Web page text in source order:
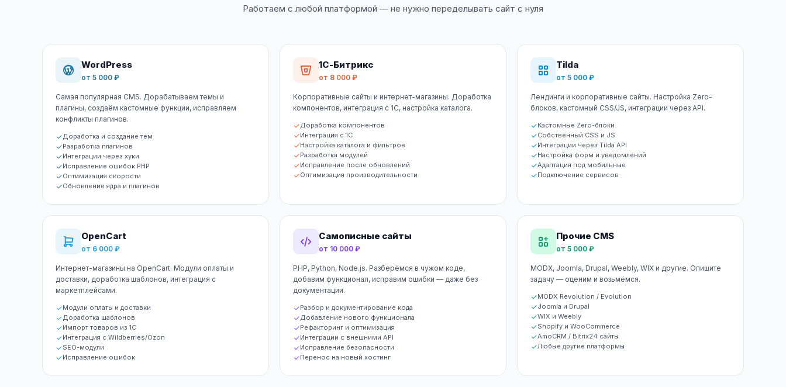
Работаем с любой платформой — не нужно переделывать сайт с нуля
WordPress
от 5 000 ₽
Самая популярная CMS. Дорабатываем темы и
плагины, создаём кастомные функции, исправляем
конфликты плагинов.
Доработка и создание тем
Разработка плагинов
Интеграции через хуки
Исправление ошибок PHP
Оптимизация скорости
Обновление ядра и плагинов
1С-Битрикс
от 8 000 ₽
Корпоративные сайты и интернет-магазины. Доработка
компонентов, интеграция с 1С, настройка каталога.
Доработка компонентов
Интеграция с 1С
Настройка каталога и фильтров
Разработка модулей
Исправление после обновлений
Оптимизация производительности
Tilda
от 5 000 ₽
Лендинги и корпоративные сайты. Настройка Zero-
блоков, кастомный CSS/JS, интеграции через API.
Кастомные Zero-блоки
Собственный CSS и JS
Интеграции через Tilda API
Настройка форм и уведомлений
Адаптация под мобильные
Подключение сервисов
OpenCart
от 6 000 ₽
Интернет-магазины на OpenCart. Модули оплаты и
доставки, доработка шаблонов, интеграция с
маркетплейсами.
Модули оплаты и доставки
Доработка шаблонов
Импорт товаров из 1С
Интеграция с Wildberries/Ozon
SEO-модули
Исправление ошибок
Самописные сайты
от 10 000 ₽
PHP, Python, Node.js. Разберёмся в чужом коде,
добавим функционал, исправим ошибки — даже без
документации.
Разбор и документирование кода
Добавление нового функционала
Рефакторинг и оптимизация
Интеграции с внешними API
Исправление безопасности
Перенос на новый хостинг
Прочие CMS
от 5 000 ₽
MODX, Joomla, Drupal, Weebly, WIX и другие. Опишите
задачу — оценим и возьмёмся.
MODX Revolution / Evolution
Joomla и Drupal
WIX и Weebly
Shopify и WooCommerce
AmoCRM / Bitrix24 сайты
Любые другие платформы